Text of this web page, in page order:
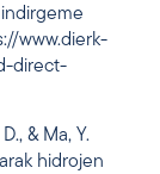
indirgeme
direct-
& Ma, Y.
hidrojen